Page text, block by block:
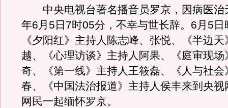
中央电视台著名播音员罗京，因病医治
年6月5日7时05分，不幸与世长辞。6月5日
《夕阳红》主持人陈志峰、张悦、《半边
越、《心理访谈》主持人阿果、《庭审现场
奇、《第一线》主持人王筱磊、《人与社会
春、《中国法治报道》主持人侯丰来到央视
网民一起缅怀罗京。